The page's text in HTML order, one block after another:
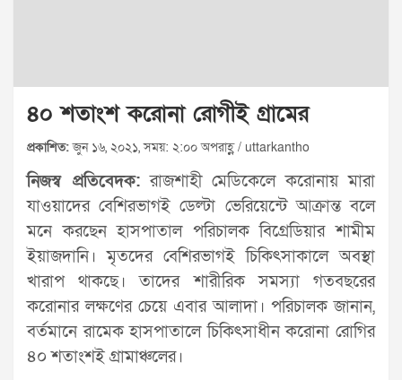
৪০ শতাংশ করোনা রোগীই গ্রামের
প্রকাশিত:জুন ১৬, ২০২১, সময়: ২:০০ অপরাহ্ণ / uttarkantho
নিজস্ব প্রতিবেদক:রাজশাহী মেডিকেলে করোনায় মারা
যাওয়াদের বেশিরভাগই ডেল্টা ভেরিয়েন্টে আক্রান্ত বলে
মনে করছেন হাসপাতাল পরিচালক বিগ্রেডিয়ার শামীম
ইয়াজদানি। মৃতদের বেশিরভাগই চিকিৎসাকালে অবস্থা
খারাপ থাকছে। তাদের শারীরিক সমস্যা গতবছরের
করোনার লক্ষণের চেয়ে এবার আলাদা। পরিচালক জানান,
বর্তমানে রামেক হাসপাতালে চিকিৎসাধীন করোনা রোগির
৪০ শতাংশই গ্রামাঞ্চলের।